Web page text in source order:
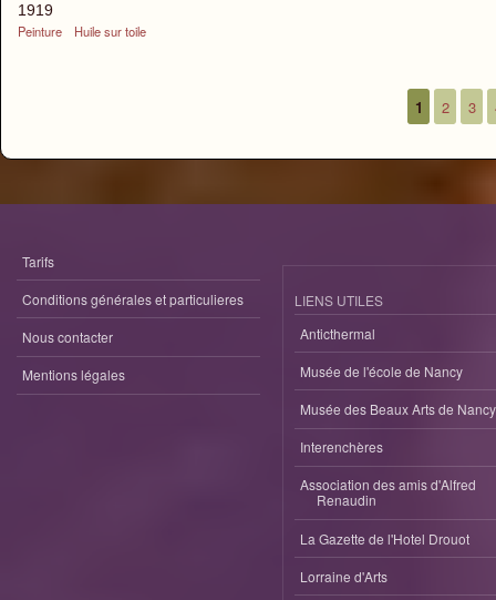
1919
Peinture
Huile sur toile
1 2 3
Tarifs
Conditions générales et particulieres
Nous contacter
Mentions légales
LIENS UTILES
Anticthermal
Musée de l'école de Nancy
Musée des Beaux Arts de Nancy
Interenchères
Association des amis d'Alfred
Renaudin
La Gazette de l'Hotel Drouot
Lorraine d'Arts